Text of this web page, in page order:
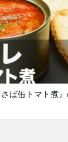
ば缶トマト煮